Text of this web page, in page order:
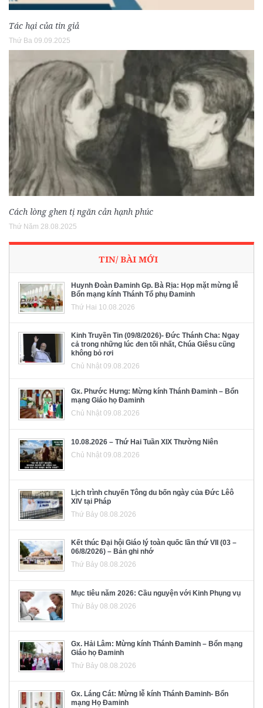
Tác hại của tin giả
Thứ Ba 09.09.2025
Cách lòng ghen tị ngăn cản hạnh phúc
Thứ Năm 28.08.2025
TIN/ BÀI MỚI
Huynh Đoàn Đaminh Gp. Bà Rịa: Họp mặt mừng lễ
Bổn mạng kính Thánh Tổ phụ Đaminh
Thứ Hai 10.08.2026
Kinh Truyền Tin (09/8/2026)- Đức Thánh Cha: Ngay
cả trong những lúc đen tối nhất, Chúa Giêsu cũng
không bỏ rơi
Chủ Nhật 09.08.2026
Gx. Phước Hưng: Mừng kính Thánh Đaminh – Bổn
mạng Giáo họ Đaminh
Chủ Nhật 09.08.2026
10.08.2026 – Thứ Hai Tuần XIX Thường Niên
Chủ Nhật 09.08.2026
Lịch trình chuyến Tông du bốn ngày của Đức Lêô
XIV tại Pháp
Thứ Bảy 08.08.2026
Kết thúc Đại hội Giáo lý toàn quốc lần thứ VII (03 –
06/8/2026) – Bản ghi nhớ
Thứ Bảy 08.08.2026
Mục tiêu năm 2026: Cầu nguyện với Kinh Phụng vụ
Thứ Bảy 08.08.2026
Gx. Hải Lâm: Mừng kính Thánh Đaminh – Bổn mạng
Giáo họ Đaminh
Thứ Bảy 08.08.2026
Gx. Láng Cát: Mừng lễ kính Thánh Đaminh- Bổn
mạng Họ Đaminh